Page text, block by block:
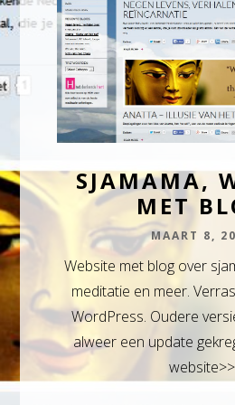
SJAMAMA,
MET
MAART 8,
Website met blog over
meditatie en meer.
WordPress. Oudere
alweer een update
website>>